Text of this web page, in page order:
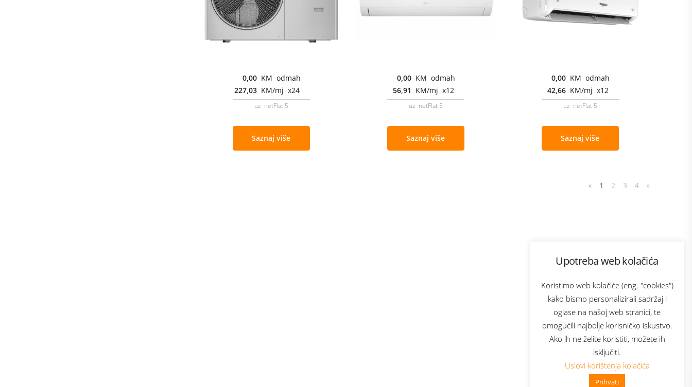
Upotreba web kolačića
Koristimo web kolačiće (eng. "cookies")
kako bismo personalizirali sadržaj i
oglase na našoj web stranici, te
omogućili najbolje korisničko iskustvo.
Ako ih ne želite koristiti, možete ih
isključiti.
Uslovi korištenja kolačića
Prihvati
👋 Zdravo, kako mogu pomoći?
0,00 KM odmah
227,03 KM/mj x24
uz netFlat 5
Saznaj više
0,00 KM odmah
56,91 KM/mj x12
uz netFlat 5
Saznaj više
0,00 KM odmah
42,66 KM/mj x12
uz netFlat 5
Saznaj više
« 1 2 3 4 »
Bonus plus
Prijava za newsletter